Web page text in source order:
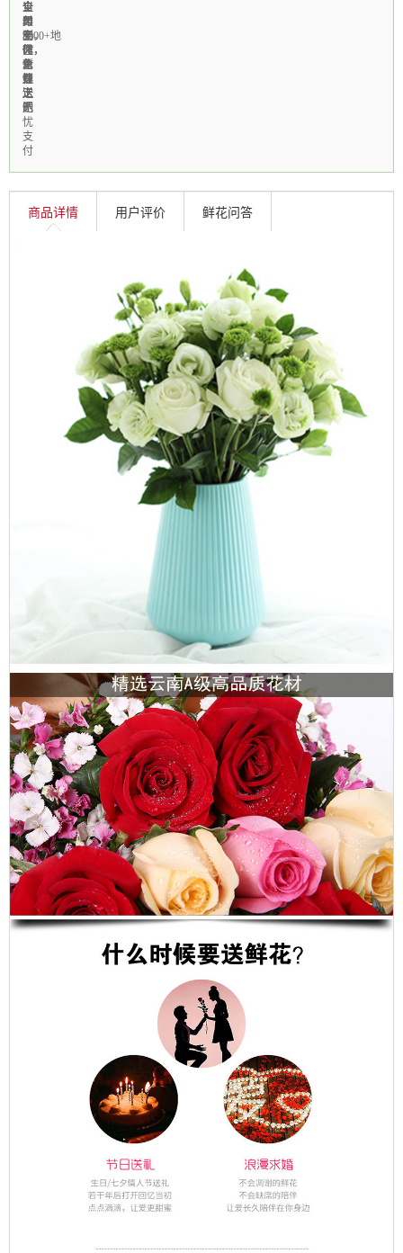
全
国
3000+地
区
免
费
送
1-
3
小
时
急
速
送
达
当
天
制
作，
新
鲜
上
门
全
年
无
休，
个
性
定
制
支
付
宝，
微
信
线
上
无
忧
支
付
商品详情 用户评价 鲜花问答